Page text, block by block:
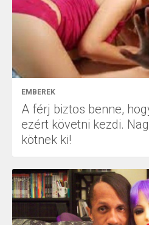
EMBEREK
A férj biztos benne,
ezért követni kezdi.
kötnek ki!